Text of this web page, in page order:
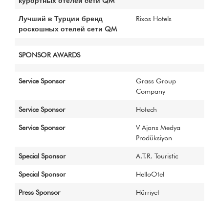
Лучший в Турции бренд
роскошных отелей сети QM
Rixos Hotels
SPONSOR AWARDS
Service Sponsor
Grass Group
Company
Service Sponsor Hotech
Service Sponsor
V Ajans Medya
Prodüksiyon
Special Sponsor A.T.R. Touristic
Special Sponsor HelloOtel
Press Sponsor Hürriyet